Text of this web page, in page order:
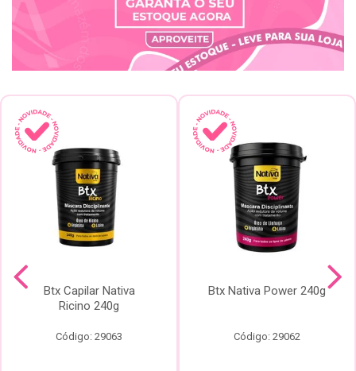
Btx Capilar Nativa
Ricino 240g
Código: 29063
Btx Nativa Power 240g
Código: 29062